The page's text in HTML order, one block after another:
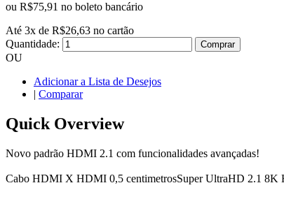
ou R$75,91 no boleto bancário
Até 3x de R$26,63 no cartão
Quantidade:
Comprar
OU
Adicionar a Lista de Desejos
| Comparar
Quick Overview
Novo padrão HDMI 2.1 com funcionalidades avançadas!
Cabo HDMI X HDMI 0,5 centimetrosSuper UltraHD 2.1 8K